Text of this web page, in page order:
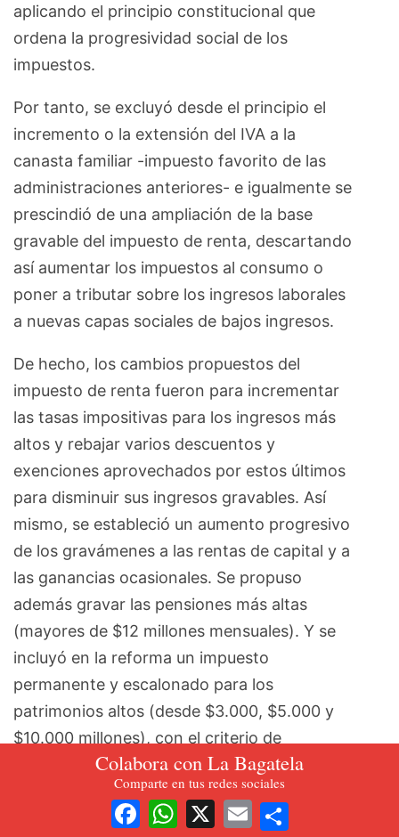
aplicando el principio constitucional que
ordena la progresividad social de los
impuestos.
Por tanto, se excluyó desde el principio el
incremento o la extensión del IVA a la
canasta familiar -impuesto favorito de las
administraciones anteriores- e igualmente se
prescindió de una ampliación de la base
gravable del impuesto de renta, descartando
así aumentar los impuestos al consumo o
poner a tributar sobre los ingresos laborales
a nuevas capas sociales de bajos ingresos.
De hecho, los cambios propuestos del
impuesto de renta fueron para incrementar
las tasas impositivas para los ingresos más
altos y rebajar varios descuentos y
exenciones aprovechados por estos últimos
para disminuir sus ingresos gravables. Así
mismo, se estableció un aumento progresivo
de los gravámenes a las rentas de capital y a
las ganancias ocasionales. Se propuso
además gravar las pensiones más altas
(mayores de $12 millones mensuales). Y se
incluyó en la reforma un impuesto
permanente y escalonado para los
patrimonios altos (desde $3.000, $5.000 y
$10.000 millones), con el criterio de
fomentar la redistribución de la riqueza por la
Pero la búsqueda principal de un mayor
Colabora con La Bagatela
Comparte en tus redes sociales
FacebookWhatsApp
X Email